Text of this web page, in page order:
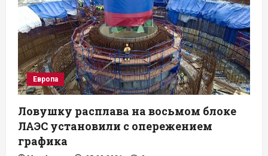
Европа
Ловушку расплава на восьмом блоке
ЛАЭС установили с опережением
графика